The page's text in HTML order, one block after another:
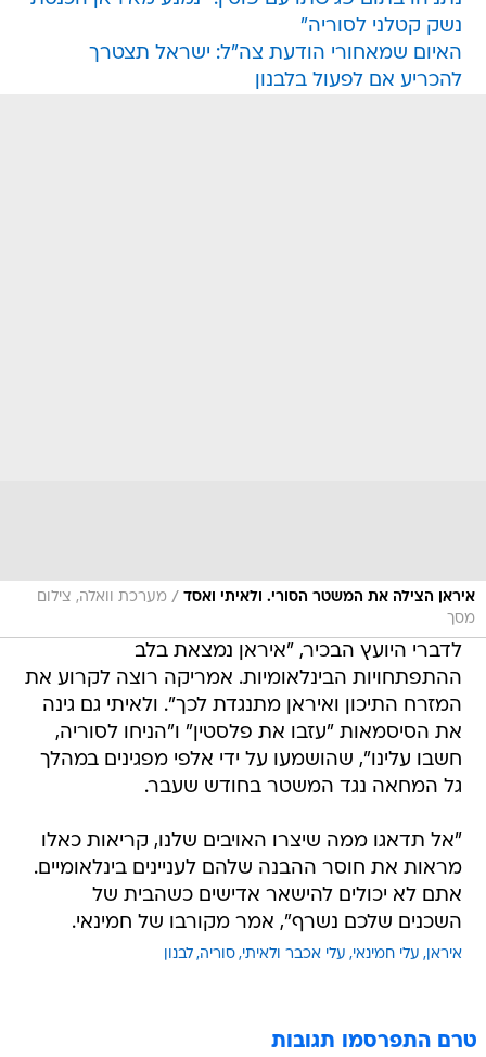
נשק קטלני לסוריה"
האיום שמאחורי הודעת צה"ל: ישראל תצטרך
להכריע אם לפעול בלבנון
איראן הצילה את המשטר הסורי. ולאיתי ואסד / מערכת וואלה, צילום
מסך
לדברי היועץ הבכיר, "איראן נמצאת בלב
ההתפתחויות הבינלאומיות. אמריקה רוצה לקרוע את
המזרח התיכון ואיראן מתנגדת לכך". ולאיתי גם גינה
את הסיסמאות "עזבו את פלסטין" ו"הניחו לסוריה,
חשבו עלינו", שהושמעו על ידי אלפי מפגינים במהלך
גל המחאה נגד המשטר בחודש שעבר.
"אל תדאגו ממה שיצרו האויבים שלנו, קריאות כאלו
מראות את חוסר ההבנה שלהם לעניינים בינלאומיים.
אתם לא יכולים להישאר אדישים כשהבית של
השכנים שלכם נשרף", אמר מקורבו של חמינאי.
איראן עלי חמינאי עלי אכבר ולאיתי סוריה לבנון
טרם התפרסמו תגובות